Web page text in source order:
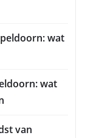
wat
wat
van